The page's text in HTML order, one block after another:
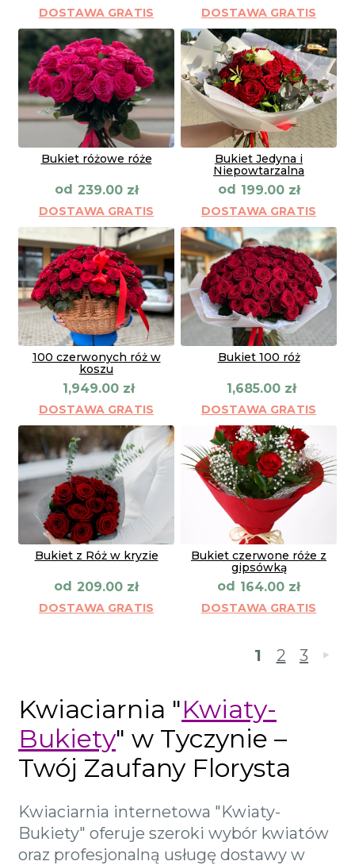
DOSTAWA GRATIS DOSTAWA GRATIS
Bukiet różowe róże
od 239.00 zł
DOSTAWA GRATIS
Bukiet Jedyna i
Niepowtarzalna
od 199.00 zł
DOSTAWA GRATIS
100 czerwonych róż w
koszu
1,949.00 zł
DOSTAWA GRATIS
Bukiet 100 róż
1,685.00 zł
DOSTAWA GRATIS
Bukiet z Róż w kryzie
od 209.00 zł
DOSTAWA GRATIS
Bukiet czerwone róże z
gipsówką
od 164.00 zł
DOSTAWA GRATIS
1 2 3 »
Kwiaciarnia "Kwiaty-
Bukiety" w Tyczynie –
Twój Zaufany Florysta
Kwiaciarnia internetowa "Kwiaty-
Bukiety" oferuje szeroki wybór kwiatów
oraz profesjonalną usługę dostawy w